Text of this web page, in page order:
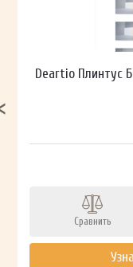
Deartio Плинтус
Сравнить